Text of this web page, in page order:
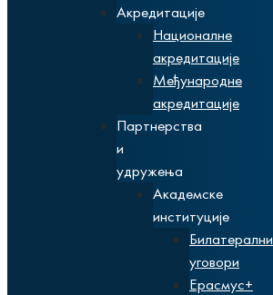
Акредитације
Националне
акредитације
Међународне
акредитације
Партнерства
и
удружења
Академске
институције
Билатерални
уговори
Ерасмус+